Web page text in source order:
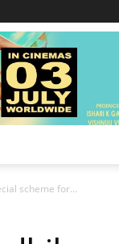
scheme for...